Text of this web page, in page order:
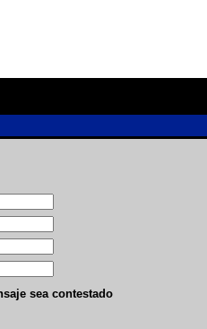
sea contestado